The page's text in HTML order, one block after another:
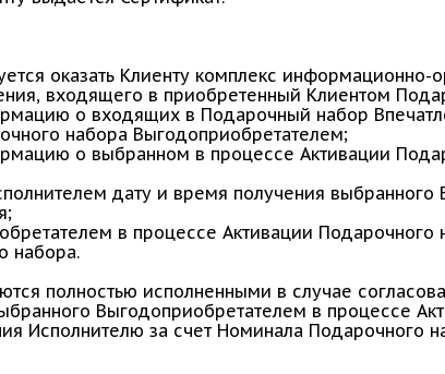
оказать Клиенту комплекс информационно-
входящего в приобретенный Клиентом
о входящих в Подарочный набор
набора Выгодоприобретателем;
о выбранном в процессе Активации
дату и время получения
в процессе Активации
набора.
полностью исполненными в случае
Выгодоприобретателем в процессе
Исполнителю за счет Номинала Подарочного